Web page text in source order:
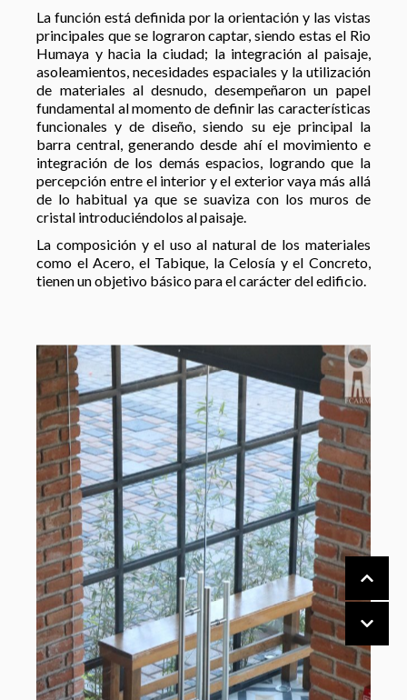
La función está definida por la orientación y las vistas
principales que se lograron captar, siendo estas el Rio
Humaya y hacia la ciudad; la integración al paisaje,
asoleamientos, necesidades espaciales y la utilización
de materiales al desnudo, desempeñaron un papel
fundamental al momento de definir las características
funcionales y de diseño, siendo su eje principal la
barra central, generando desde ahí el movimiento e
integración de los demás espacios, logrando que la
percepción entre el interior y el exterior vaya más allá
de lo habitual ya que se suaviza con los muros de
cristal introduciéndolos al paisaje.
La composición y el uso al natural de los materiales
como el Acero, el Tabique, la Celosía y el Concreto,
tienen un objetivo básico para el carácter del edificio.